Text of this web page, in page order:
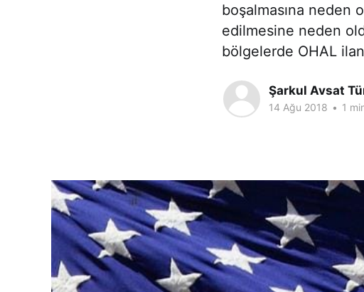
boşalmasına neden
edilmesine neden
bölgelerde OHAL
Şarkul Avsat
14 Ağu 2018 • 1